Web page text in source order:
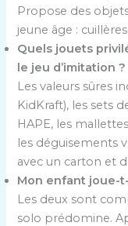
Propose des
jeune âge :
Quels jouets
le jeu d’imitation ?
Les valeurs sûres
KidKraft), les sets
HAPE, les
les déguisements
avec un carton et
Mon enfant joue-
Les deux sont
solo prédomine.